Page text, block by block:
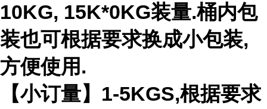
10KG, 15K*0KG装量.桶内包
装也可根据要求换成小包装,
方便使用.
【小订量】1-5KGS,根据要求